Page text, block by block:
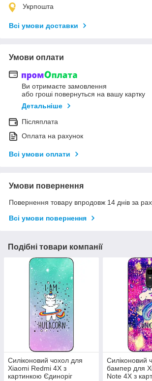
Укрпошта
Всі умови доставки
Умови оплати
Ви отримаєте замовлення
або гроші повернуться на вашу картку
Детальніше
Післяплата
Оплата на рахунок
Всі умови оплати
Умови повернення
Повернення товару впродовж 14 днів за
Всі умови повернення
Подібні товари компанії
Силіконовий чохол для
Xiaomi Redmi 4X з
картинкою Єдиноріг
Силіконовий
бампер для
Note 4X з